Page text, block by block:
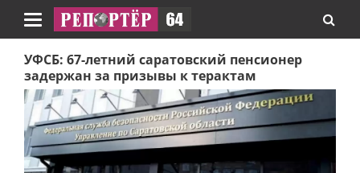
Навигация
УФСБ: 67-летний саратовский пенсионер
задержан за призывы к терактам